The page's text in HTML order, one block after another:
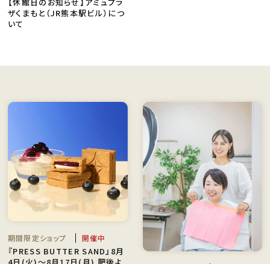
ザくまもと（JR熊本駅ビル）につ
いて
期間限定ショップ 開催中
『PRESS BUTTER SAND』8月